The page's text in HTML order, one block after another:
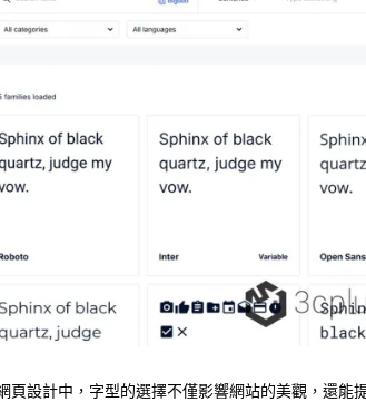
頁設計中，字型的選擇不僅影響網站的美觀，還能